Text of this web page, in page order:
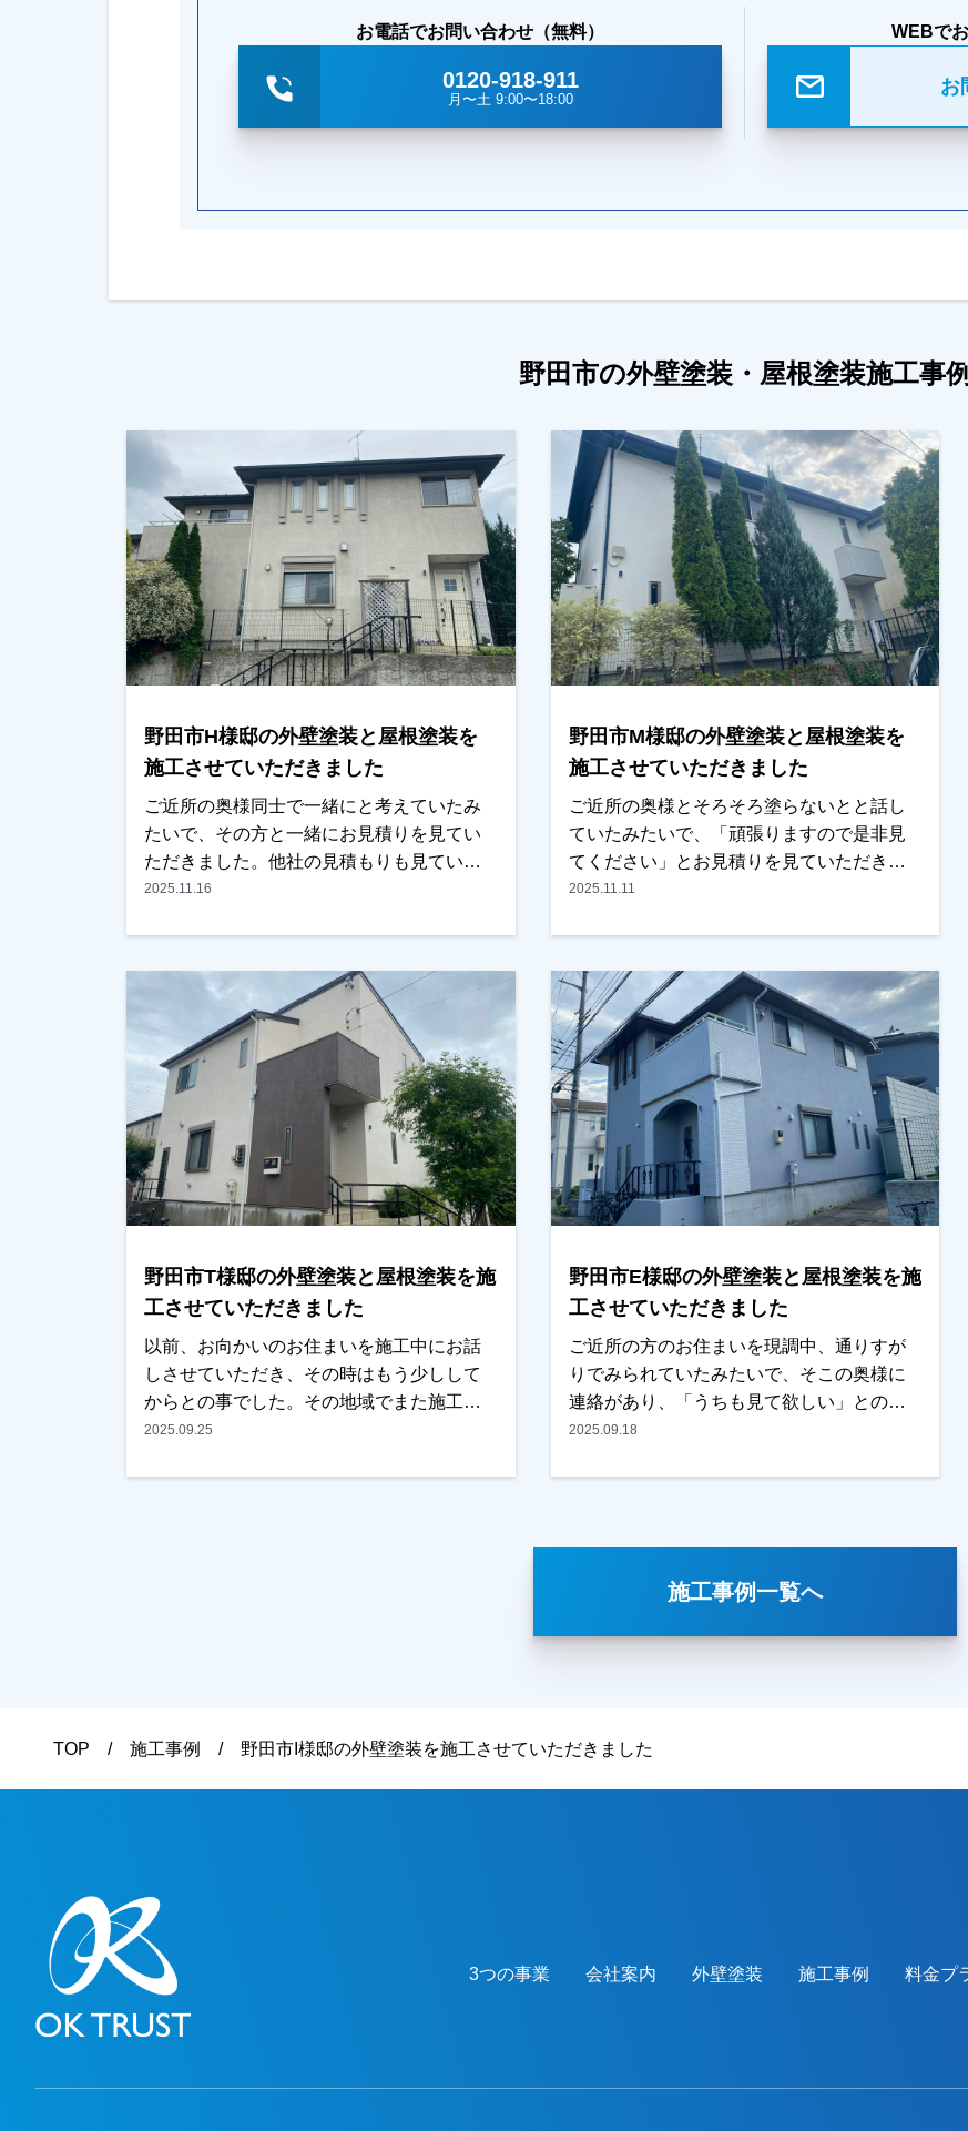
お電話でお問い合わせ（無料）
0120-918-911
月〜土 9:00〜18:00
WEBで
お
野田市の外壁塗装・屋根塗装施工事例
野田市H様邸の外壁塗装と屋根塗装を
施工させていただきました
ご近所の奥様同士で一緒にと考えていたみ
たいで、その方と一緒にお見積りを見てい
ただきました。他社の見積もりも見ていた
みたいですが、ご近所の奥様ともご相談し
るか一色にするか、迷われていましたが、
弊社で施工した近所の方の色を参考にさ
れ、一色でまとめることにされました。い
い色に仕上がっているとの事で喜んでいた
だけました。ありがとうございました。越
谷市、春日部市、野田市、吉川市、草加市
またはその他地域でも外壁塗装をお考えの
お客様、まずはご相談からでも大丈夫で
す！現地調査、お見積りをもちろん無料に
ておこなっております。またお支払い方法
ておりますので、ご遠慮なくお申しつけく
ださい。お待ちしております。
2025.11.16
野田市M様邸の外壁塗装と屋根塗装を
施工させていただきました
ご近所の奥様とそろそろ塗らないとと話し
ていたみたいで、「頑張りますので是非見
てください」とお見積りを見ていただきま
した。当然、相見積もりでしたが内容・条
装もできる？とのご相談もお受けし、内装
も任せていただきました。塗装はもちろ
ん、内装の仕上がりも 「こんな所まで見
てくれるの！？」とびっくりされていまし
たが、非常に喜んでいただき、ご満足して
頂けたみたいでよかったです。ありがとう
ございました。越谷市、春日部市、野田
市、吉川市、草加市またはその他地域でも
外壁塗装をお考えのお客様、まずはご相談
からでも大丈夫です！現地調査、お見積り
またお支払い方法につきましても、無金利
ローンも取り扱ってますので、ご遠慮なく
お申しつけください。お待ちしておりま
す。
2025.11.11
野田市T様邸の外壁塗装と屋根塗装を施
工させていただきました
以前、お向かいのお住まいを施工中にお話
しさせていただき、その時はもう少しして
からとの事でした。その地域でまた施工中
にご挨拶に伺ったところ、ちょうどそろそ
も問題ないとのことで、綺麗になったと非
常に喜んでいただけました。本当にありが
からでも大丈夫です！ 現地調査、お見積
りはもちろん無料にて行っております。ま
たお支払方法につきましても、無金利ロー
ンも取り扱っておりますので、ご遠慮なく
お申しつけください。おまちしておりま
す。
2025.09.25
野田市E様邸の外壁塗装と屋根塗装を施
工させていただきました
ご近所の方のお住まいを現調中、通りすが
りでみられていたみたいで、そこの奥様に
連絡があり、「うちも見て欲しい」との事
で、そのまま現調をさせていただきまし
ただくことになりました。お見積りの他
のバランスよく、感動したとまで言ってい
ただき、喜んでいただけました。本当にあ
利ローンも取り扱っておりますので、ご遠
2025.09.18
施工事例一覧へ
TOP 施工事例 野田市I様邸の外壁塗装を施工させていただきました
3つの事業 会社案内 外壁塗装 施工事例 料金プ